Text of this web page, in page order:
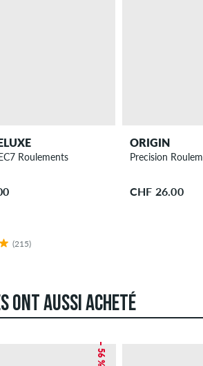
Roulements
(215)
ORIGIN
Precision
CHF 26.00
ONT AUSSI ACHETÉ
– 56 %